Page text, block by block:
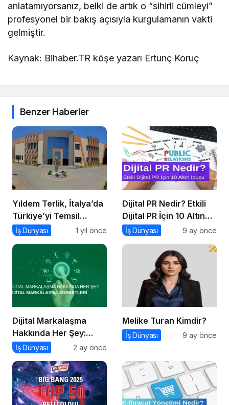
anlatamıyorsanız, belki de artık o “sihirli cümleyi”
profesyonel bir bakış açısıyla kurgulamanın vakti
gelmiştir.
Kaynak: Bihaber.TR köşe yazarı Ertunç Koruç
Benzer Haberler
Yıldem Terlik, İtalya’da
Türkiye’yi Temsil
Edecek Gaziantepli
en prestijli fuarında
boy gösterecek
İş Dünyası 1 yıl önce
Dijital PR Nedir? Etkili
Dijital PR İçin 10 Altın
İpucu
İş Dünyası 9 ay önce
Dijital Markalaşma
Hakkında Her Şey:
Dijital Markalaşma
Serisi
İş Dünyası 2 ay önce
Melike Turan Kimdir?
İş Dünyası 9 ay önce